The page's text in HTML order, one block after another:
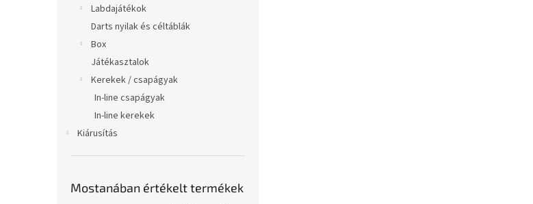
Labdajátékok
Darts nyilak és céltáblák
Box
Játékasztalok
Kerekek / csapágyak
In-line csapágyak
In-line kerekek
Kiárusítás
Mostanában értékelt termékek